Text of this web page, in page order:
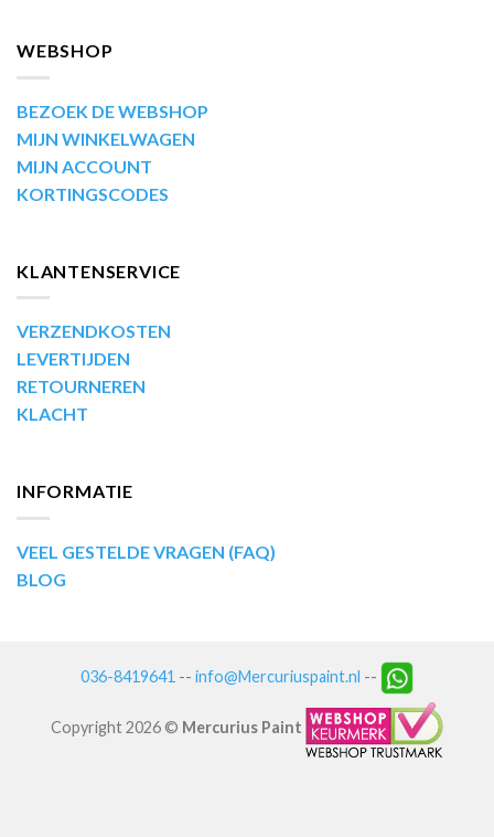
WEBSHOP
BEZOEK DE WEBSHOP
MIJN WINKELWAGEN
MIJN ACCOUNT
KORTINGSCODES
KLANTENSERVICE
VERZENDKOSTEN
LEVERTIJDEN
RETOURNEREN
KLACHT
INFORMATIE
VEEL GESTELDE VRAGEN (FAQ)
BLOG
036-8419641 -- info@Mercuriuspaint.nl --
Copyright 2026 © Mercurius Paint